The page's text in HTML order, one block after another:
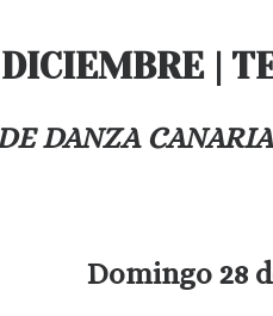
DICIEMBRE |
DANZA
Domingo 28